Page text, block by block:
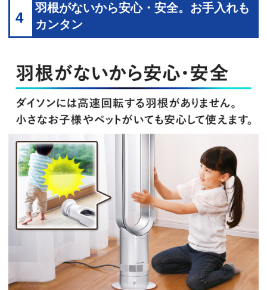
4
羽根がないから安心・安全。お手入れも
カンタン